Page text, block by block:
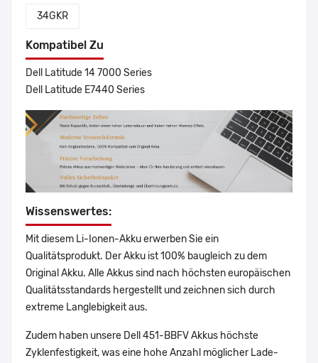
34GKR
Kompatibel Zu
Dell Latitude 14 7000 Series
Dell Latitude E7440 Series
Wissenswertes:
Mit diesem Li-Ionen-Akku erwerben Sie ein
Qualitätsprodukt. Der Akku ist 100% baugleich zu dem
Original Akku. Alle Akkus sind nach höchsten europäischen
Qualitätsstandards hergestellt und zeichnen sich durch
extreme Langlebigkeit aus.
Zudem haben unsere Dell 451-BBFV Akkus höchste
Zyklenfestigkeit, was eine hohe Anzahl möglicher Lade-